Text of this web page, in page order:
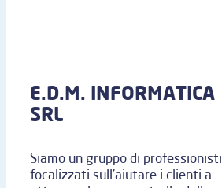
E.D.M. INFORMATICA
SRL
Siamo un gruppo di professionisti
focalizzati sull’aiutare i clienti a